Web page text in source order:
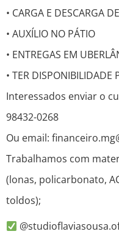
• CARGA E DESCARGA
• AUXÍLIO NO PÁTIO
• ENTREGAS EM
• TER DISPONIBILIDADE
Interessados enviar o
98432-0268
Ou email:
Trabalhamos com
(lonas, policarbonato,
toldos);